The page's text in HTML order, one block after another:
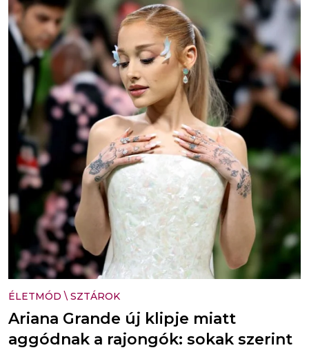
ÉLETMÓD \ SZTÁROK
Ariana Grande új klipje miatt
aggódnak a rajongók: sokak szerint